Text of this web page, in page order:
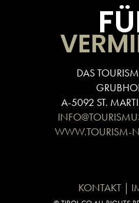
DAS
A-5092 ST.
WWW.TOURISM-
KONTAKT |